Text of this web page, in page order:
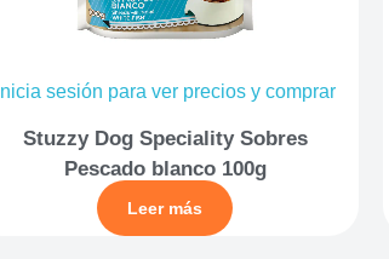
Inicia sesión para ver precios y comprar
Stuzzy Dog Speciality Sobres
Pescado blanco 100g
Leer más